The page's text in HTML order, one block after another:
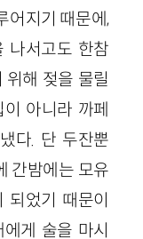
어지기 때문에,
나서고도 한참
해 젖을 물릴
아니라 까페
다. 단 두잔뿐
간밤에는 모유
되었기 때문이
게 술을 마시